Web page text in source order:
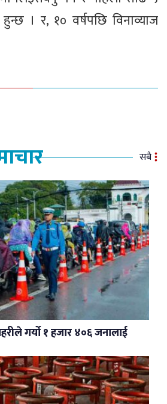
। र, १० वर्षपछि विनाव्याज
सबै
गर्यो १ हजार ४०६ जनालाई